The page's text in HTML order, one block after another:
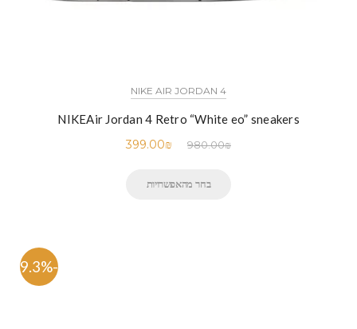
NIKE AIR JORDAN 4
NIKEAir Jordan 4 Retro “White eo” sneakers
980.00₪
399.00₪
בחר מהאפשרויות
-59.3%